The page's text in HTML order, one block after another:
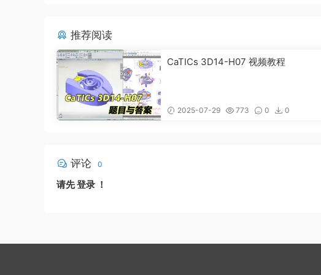
推荐阅读
CaTICs 3D14-H07 视频教程
2025-07-29 773 0 0
评论 0
请先登录 ！